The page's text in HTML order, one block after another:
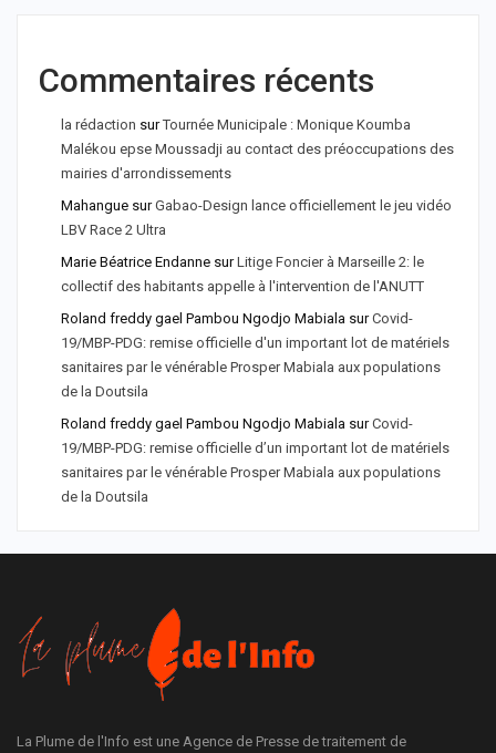
Commentaires récents
la rédaction surTournée Municipale : Monique Koumba
Malékou epse Moussadji au contact des préoccupations des
mairies d'arrondissements
Mahangue surGabao-Design lance officiellement le jeu vidéo
LBV Race 2 Ultra
Marie Béatrice Endanne surLitige Foncier à Marseille 2: le
collectif des habitants appelle à l'intervention de l'ANUTT
Roland freddy gael Pambou Ngodjo Mabiala surCovid-
19/MBP-PDG: remise officielle d'un important lot de matériels
sanitaires par le vénérable Prosper Mabiala aux populations
de la Doutsila
Roland freddy gael Pambou Ngodjo Mabiala surCovid-
19/MBP-PDG: remise officielle d’un important lot de matériels
sanitaires par le vénérable Prosper Mabiala aux populations
de la Doutsila
La Plume de l'Info est une Agence de Presse de traitement de